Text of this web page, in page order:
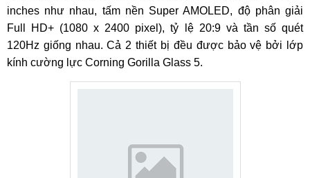
inches như nhau, tấm nền Super AMOLED, độ phân giải
Full HD+ (1080 x 2400 pixel), tỷ lệ 20:9 và tần số quét
120Hz giống nhau. Cả 2 thiết bị đều được bảo vệ bởi lớp
kính cường lực Corning Gorilla Glass 5.